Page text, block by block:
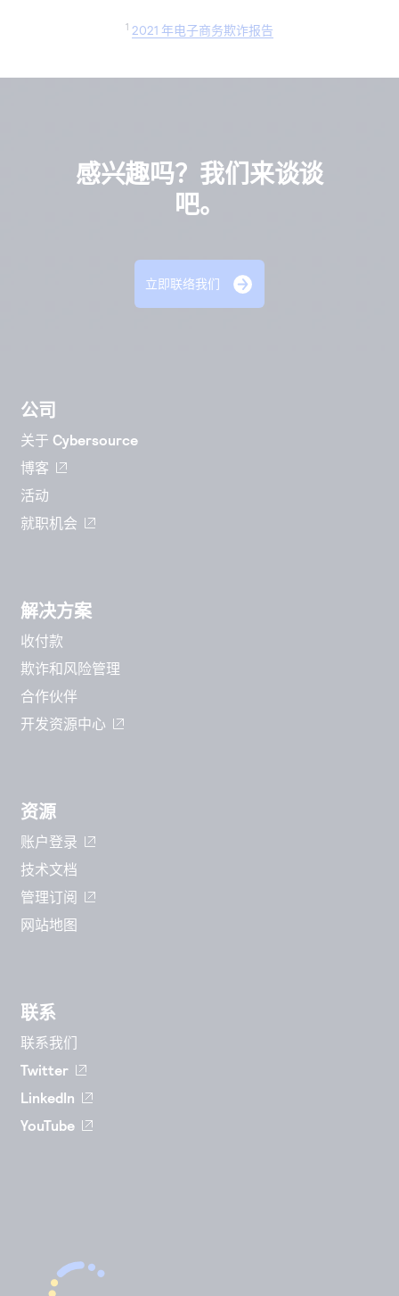
1 2021 年电子商务欺诈报告
感兴趣吗？我们来谈谈
吧。
立即联络我们
公司
关于 Cybersource
博客
活动
就职机会
解决方案
收付款
欺诈和风险管理
合作伙伴
开发资源中心
资源
账户登录
技术文档
管理订阅
网站地图
联系
联系我们
Twitter
LinkedIn
YouTube